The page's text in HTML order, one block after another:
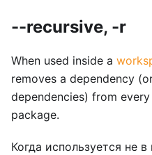
--recursive, -r
When used inside a
removes a dependency
dependencies) from
package.
Когда используется не в